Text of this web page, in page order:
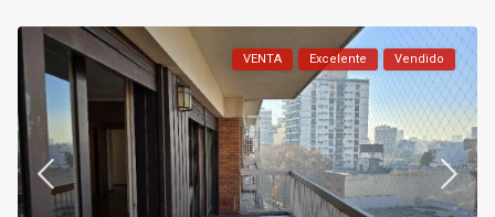
VENTA Excelente Vendido